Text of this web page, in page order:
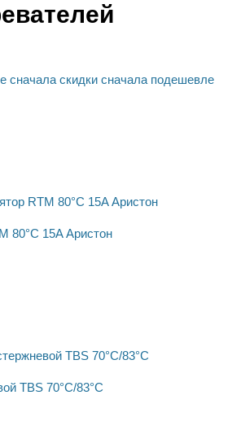
сначала скидки сначала подешевле
80°C 15A Аристон
TBS 70°C/83°C